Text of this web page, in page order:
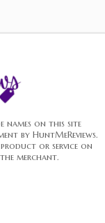
names on this site
by HuntMeReviews.
or service on
merchant.